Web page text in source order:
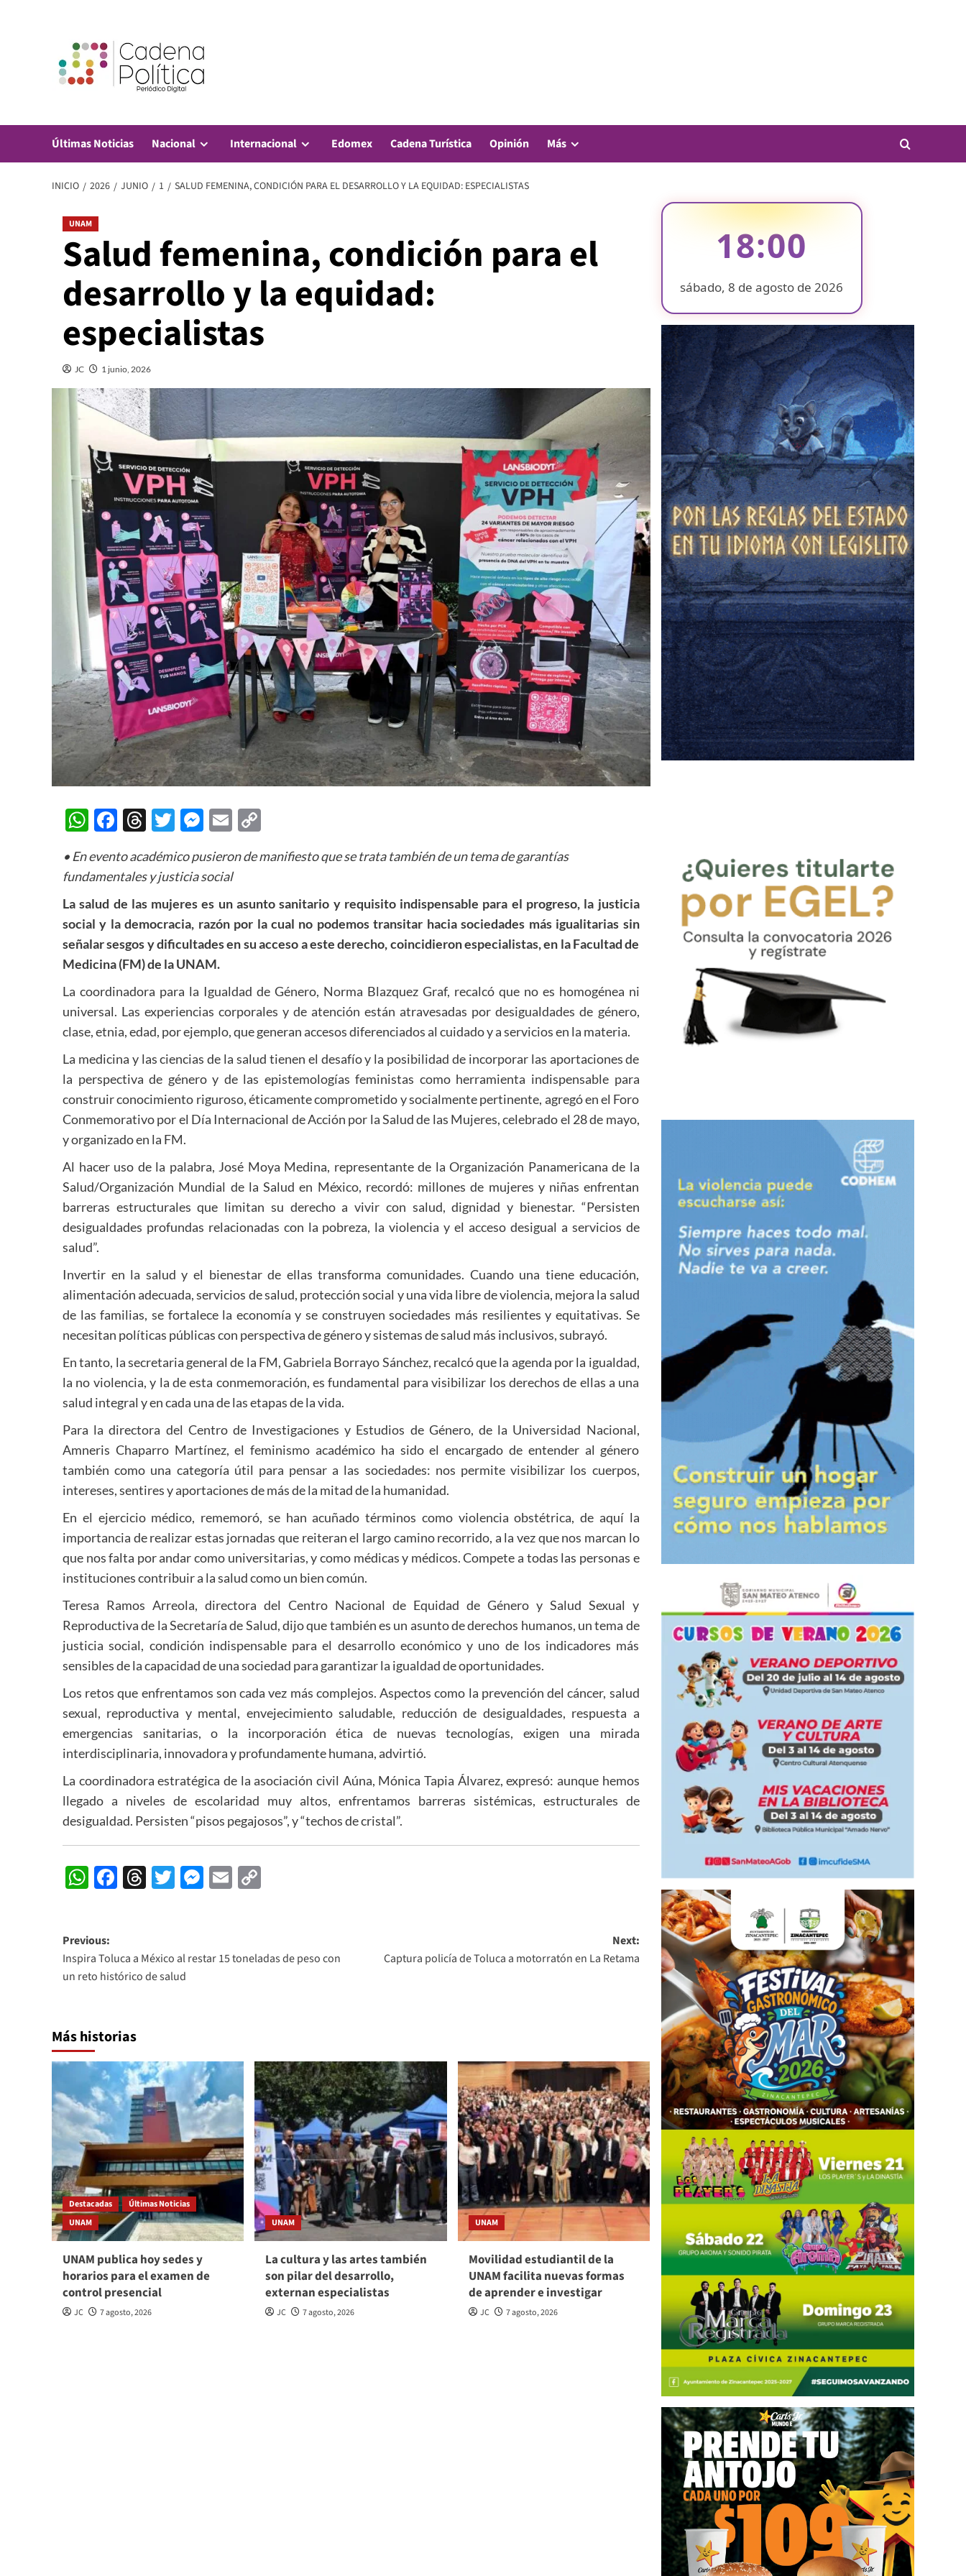
Últimas Noticias Nacional Internacional Edomex Cadena Turística Opinión Más
INICIO 2026 JUNIO 1 SALUD FEMENINA, CONDICIÓN PARA EL DESARROLLO Y LA EQUIDAD: ESPECIALISTAS
UNAM
Salud femenina, condición para el
desarrollo y la equidad:
especialistas
JC 1 junio, 2026
WhatsApp
Facebook
Threads
Twitter
Messenger
Email
• En evento académico pusieron de manifiesto que se trata también de un tema de garantías
fundamentales y justicia social
La salud de las mujeres es un asunto sanitario y requisito indispensable para el progreso, la justicia
social y la democracia, razón por la cual no podemos transitar hacia sociedades más igualitarias sin
señalar sesgos y dificultades en su acceso a este derecho, coincidieron especialistas, en la Facultad de
Medicina (FM) de la UNAM.
La coordinadora para la Igualdad de Género, Norma Blazquez Graf, recalcó que no es homogénea ni
universal. Las experiencias corporales y de atención están atravesadas por desigualdades de género,
clase, etnia, edad, por ejemplo, que generan accesos diferenciados al cuidado y a servicios en la materia.
La medicina y las ciencias de la salud tienen el desafío y la posibilidad de incorporar las aportaciones de
la perspectiva de género y de las epistemologías feministas como herramienta indispensable para
construir conocimiento riguroso, éticamente comprometido y socialmente pertinente, agregó en el Foro
Conmemorativo por el Día Internacional de Acción por la Salud de las Mujeres, celebrado el 28 de mayo,
y organizado en la FM.
Al hacer uso de la palabra, José Moya Medina, representante de la Organización Panamericana de la
Salud/Organización Mundial de la Salud en México, recordó: millones de mujeres y niñas enfrentan
barreras estructurales que limitan su derecho a vivir con salud, dignidad y bienestar. “Persisten
desigualdades profundas relacionadas con la pobreza, la violencia y el acceso desigual a servicios de
salud”.
Invertir en la salud y el bienestar de ellas transforma comunidades. Cuando una tiene educación,
alimentación adecuada, servicios de salud, protección social y una vida libre de violencia, mejora la salud
de las familias, se fortalece la economía y se construyen sociedades más resilientes y equitativas. Se
necesitan políticas públicas con perspectiva de género y sistemas de salud más inclusivos, subrayó.
En tanto, la secretaria general de la FM, Gabriela Borrayo Sánchez, recalcó que la agenda por la igualdad,
la no violencia, y la de esta conmemoración, es fundamental para visibilizar los derechos de ellas a una
salud integral y en cada una de las etapas de la vida.
Para la directora del Centro de Investigaciones y Estudios de Género, de la Universidad Nacional,
Amneris Chaparro Martínez, el feminismo académico ha sido el encargado de entender al género
también como una categoría útil para pensar a las sociedades: nos permite visibilizar los cuerpos,
intereses, sentires y aportaciones de más de la mitad de la humanidad.
En el ejercicio médico, rememoró, se han acuñado términos como violencia obstétrica, de aquí la
importancia de realizar estas jornadas que reiteran el largo camino recorrido, a la vez que nos marcan lo
que nos falta por andar como universitarias, y como médicas y médicos. Compete a todas las personas e
instituciones contribuir a la salud como un bien común.
Teresa Ramos Arreola, directora del Centro Nacional de Equidad de Género y Salud Sexual y
Reproductiva de la Secretaría de Salud, dijo que también es un asunto de derechos humanos, un tema de
justicia social, condición indispensable para el desarrollo económico y uno de los indicadores más
sensibles de la capacidad de una sociedad para garantizar la igualdad de oportunidades.
Los retos que enfrentamos son cada vez más complejos. Aspectos como la prevención del cáncer, salud
sexual, reproductiva y mental, envejecimiento saludable, reducción de desigualdades, respuesta a
emergencias sanitarias, o la incorporación ética de nuevas tecnologías, exigen una mirada
interdisciplinaria, innovadora y profundamente humana, advirtió.
La coordinadora estratégica de la asociación civil Aúna, Mónica Tapia Álvarez, expresó: aunque hemos
llegado a niveles de escolaridad muy altos, enfrentamos barreras sistémicas, estructurales de
desigualdad. Persisten “pisos pegajosos”, y “techos de cristal”.
WhatsApp
Facebook
Threads
Twitter
Messenger
Email
Post
navigation
Previous:
Inspira Toluca a México al restar 15 toneladas de peso con
un reto histórico de salud
Next:
Captura policía de Toluca a motorratón en La Retama
Más historias
Destacadas
Últimas Noticias
UNAM
UNAM publica hoy sedes y
horarios para el examen de
control presencial
JC 7 agosto, 2026
UNAM
La cultura y las artes también
son pilar del desarrollo,
externan especialistas
JC 7 agosto, 2026
UNAM
Movilidad estudiantil de la
UNAM facilita nuevas formas
de aprender e investigar
JC 7 agosto, 2026
18:00
sábado, 8 de agosto de 2026
❄
❄
❄
❄
❄
❄
❄
❄ ❄